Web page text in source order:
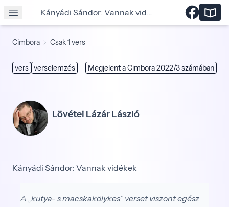
Kányádi Sándor: Vannak vidékek
Cimbora Csak 1 vers
vers verselemzés Megjelent a Cimbora 2022/3 számában
Lövétei Lázár László
Kányádi Sándor: Vannak vidékek
A „kutya- s macskakölykes” verset viszont egész